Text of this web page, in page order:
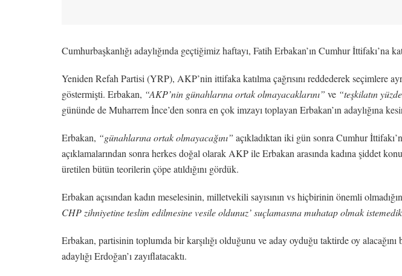
Cumhurbaşkanlığı adaylığında geçtiğimiz haftayı, Fatih Erbakan’ın Cumhur İttifakı’na
Yeniden Refah Partisi (YRP), AKP’nin ittifaka katılma çağrısını reddederek seçimlere
göstermişti. Erbakan, “AKP’nin günahlarına ortak olmayacaklarını” ve “teşkilatın
gününde de Muharrem İnce’den sonra en çok imzayı toplayan Erbakan’ın adaylığına
Erbakan, “günahlarına ortak olmayacağını” açıkladıktan iki gün sonra Cumhur
açıklamalarından sonra herkes doğal olarak AKP ile Erbakan arasında kadına şiddet
üretilen bütün teorilerin çöpe atıldığını gördük.
Erbakan açısından kadın meselesinin, milletvekili sayısının vs hiçbirinin önemli
CHP zihniyetine teslim edilmesine vesile oldunuz’ suçlamasına muhatap olmak
Erbakan, partisinin toplumda bir karşılığı olduğunu ve aday oyduğu taktirde oy
adaylığı Erdoğan’ı zayıflatacaktı.